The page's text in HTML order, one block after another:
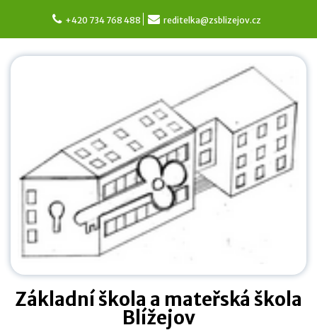
content
+420 734 768 488 reditelka@zsblizejov.cz
Základní škola a mateřská škola
Blížejov